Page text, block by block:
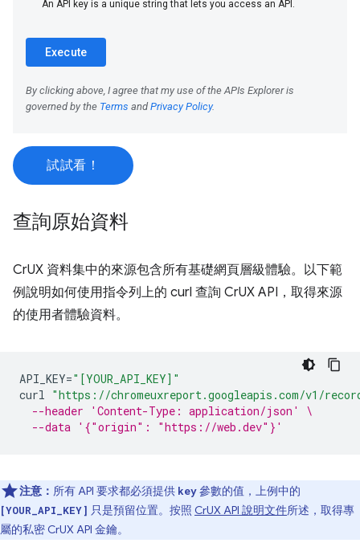
試試看！
查詢原始資料
CrUX 資料集中的來源包含所有基礎網頁層級體驗。以下範
例說明如何使用指令列上的 curl 查詢 CrUX API，取得來源
的使用者體驗資料。
API_KEY="[YOUR_API_KEY]"
curl "https://chromeuxreport.googleapis.com/v1/
--header 'Content-Type: application/json' \
--data '{"origin": "https://web.dev"}'
注意： 所有 API 要求都必須提供 key參數的值，上例中的
[YOUR_API_KEY] 只是預留位置。按照 CrUX API 說明文件所述，取得專
屬的私密 CrUX API 金鑰。